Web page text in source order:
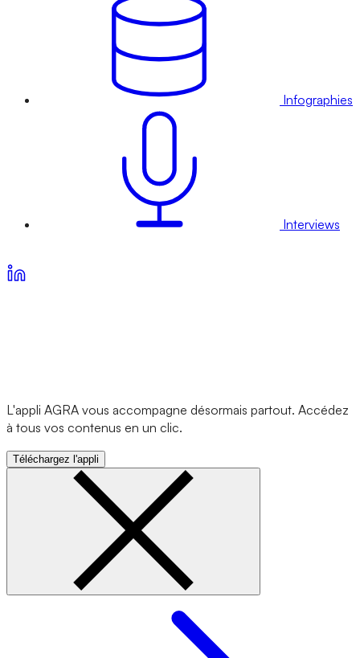
Infographies
Interviews
L'appli AGRA vous accompagne désormais partout. Accédez
à tous vos contenus en un clic.
Téléchargez l'appli